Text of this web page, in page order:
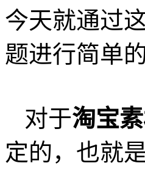
今天就通过
题进行简单
对于淘宝
定的，也就